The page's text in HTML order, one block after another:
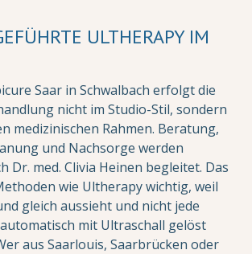
ULTHERAPY IM
Saar in Schwalbach erfolgt die
nicht im Studio-Stil, sondern
medizinischen Rahmen. Beratung,
und Nachsorge werden
Dr. med. Clivia Heinen begleitet. Das
wie Ultherapy wichtig, weil
gleich aussieht und nicht jede
mit Ultraschall gelöst
aus Saarlouis, Saarbrücken oder